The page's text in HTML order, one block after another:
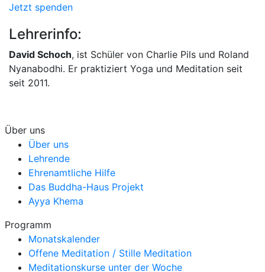
Jetzt spenden
Lehrerinfo:
David Schoch, ist Schüler von Charlie Pils und Roland
Nyanabodhi. Er praktiziert Yoga und Meditation seit
seit 2011.
Über uns
Über uns
Lehrende
Ehrenamtliche Hilfe
Das Buddha-Haus Projekt
Ayya Khema
Programm
Monatskalender
Offene Meditation / Stille Meditation
Meditationskurse unter der Woche